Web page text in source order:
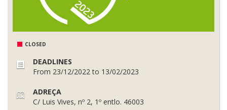
CLOSED
DEADLINES
From 23/12/2022 to 13/02/2023
ADREÇA
C/ Luis Vives, nº 2, 1º entlo. 46003